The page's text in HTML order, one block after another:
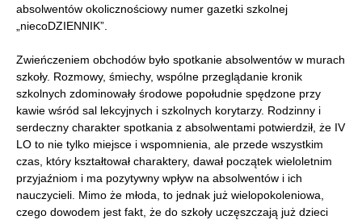
absolwentów okolicznościowy numer gazetki szkolnej
„niecoDZIENNIK”.
Zwieńczeniem obchodów było spotkanie absolwentów w murach
szkoły. Rozmowy, śmiechy, wspólne przeglądanie kronik
szkolnych zdominowały środowe popołudnie spędzone przy
kawie wśród sal lekcyjnych i szkolnych korytarzy. Rodzinny i
serdeczny charakter spotkania z absolwentami potwierdził, że IV
LO to nie tylko miejsce i wspomnienia, ale przede wszystkim
czas, który kształtował charaktery, dawał początek wieloletnim
przyjaźniom i ma pozytywny wpływ na absolwentów i ich
nauczycieli. Mimo że młoda, to jednak już wielopokoleniowa,
czego dowodem jest fakt, że do szkoły uczęszczają już dzieci